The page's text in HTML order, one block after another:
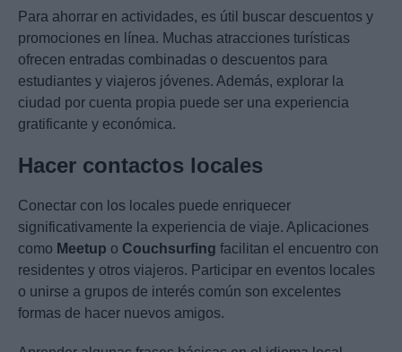
Para ahorrar en actividades, es útil buscar descuentos y
promociones en línea. Muchas atracciones turísticas
ofrecen entradas combinadas o descuentos para
estudiantes y viajeros jóvenes. Además, explorar la
ciudad por cuenta propia puede ser una experiencia
gratificante y económica.
Hacer contactos locales
Conectar con los locales puede enriquecer
significativamente la experiencia de viaje. Aplicaciones
como Meetup o Couchsurfing facilitan el encuentro con
residentes y otros viajeros. Participar en eventos locales
o unirse a grupos de interés común son excelentes
formas de hacer nuevos amigos.